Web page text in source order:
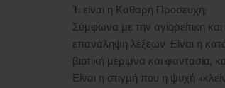
Τι είναι η Καθαρή Προσευχή;
Σύμφωνα με την αγιορείτικη
επανάληψη λέξεων. Είναι η
βιοτική μέριμνα και φαντασία,
Είναι η στιγμή που η ψυχή